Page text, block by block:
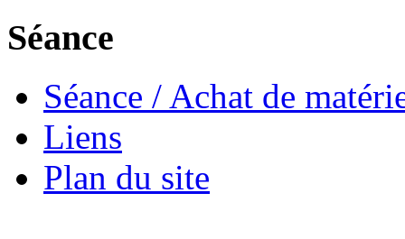
Séance
Séance / Achat de
Liens
Plan du site